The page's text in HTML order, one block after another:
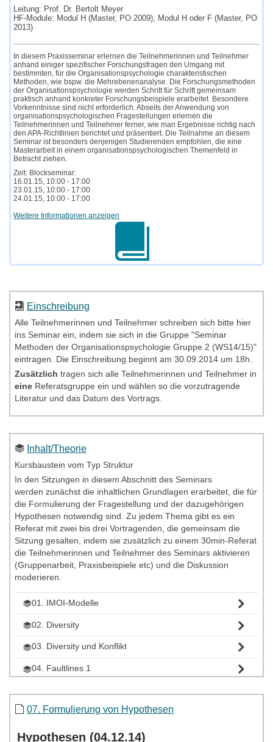
Leitung: Prof. Dr. Bertolt Meyer
HF-Module: Modul H (Master, PO 2009), Modul H oder F (Master, PO
2013)
In diesem Praxisseminar erlernen die Teilnehmerinnen und Teilnehmer
anhand einiger spezifischer Forschungsfragen den Umgang mit
bestimmten, für die Organisationspsychologie charakteristischen
Methoden, wie bspw. die Mehrebenenanalyse. Die Forschungsmethoden
der Organisationspsychologie werden Schritt für Schritt gemeinsam
praktisch anhand konkreter Forschungsbeispiele erarbeitet. Besondere
Vorkenntnisse sind nicht erforderlich. Abseits der Anwendung von
organisationspsychologischen Fragestellungen erlernen die
Teilnehmerinnen und Teilnehmer ferner, wie man Ergebnisse richtig nach
den APA-Richtlinien berichtet und präsentiert. Die Teilnahme an diesem
Seminar ist besonders denjenigen Studierenden empfohlen, die eine
Masterarbeit in einem organisationspsychologischen Themenfeld in
Betracht ziehen.
Zeit: Blockseminar:
16.01.15, 10:00 - 17:00
23.01.15, 10:00 - 17:00
24.01.15, 10:00 - 17:00
Weitere Informationen anzeigen
Einschreibung
Alle Teilnehmerinnen und Teilnehmer schreiben sich bitte hier
ins Seminar ein, indem sie sich in die Gruppe "Seminar
Methoden der Organisationspsychologie Gruppe 2 (WS14/15)"
eintragen. Die Einschreibung beginnt am 30.09.2014 um 18h.
Zusätzlich tragen sich alle Teilnehmerinnen und Teilnehmer in
eineReferatsgruppe ein und wählen so die vorzutragende
Literatur und das Datum des Vortrags.
Inhalt/Theorie
Kursbaustein vom Typ Struktur
In den Sitzungen in diesem Abschnitt des Seminars
werden zunächst die inhaltlichen Grundlagen erarbeitet, die für
die Formulierung der Fragestellung und der dazugehörigen
Hypothesen notwendig sind. Zu jedem Thema gibt es ein
Referat mit zwei bis drei Vortragenden, die gemeinsam die
Sitzung gesalten, indem sie zusätzlich zu einem 30min-Referat
die Teilnehmerinnen und Teilnehmer des Seminars aktivieren
(Gruppenarbeit, Praxisbeispiele etc) und die Diskussion
moderieren.
01. IMOI-Modelle
02. Diversity
03. Diversity und Konflikt
04. Faultlines 1
07. Formulierung von Hypothesen